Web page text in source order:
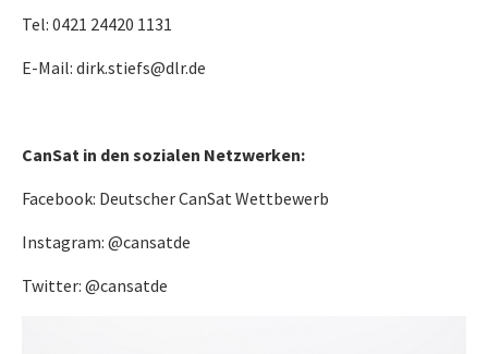
Tel: 0421 24420 1131
E-Mail: dirk.stiefs@dlr.de
CanSat in den sozialen Netzwerken:
Facebook: Deutscher CanSat Wettbewerb
Instagram: @cansatde
Twitter: @cansatde